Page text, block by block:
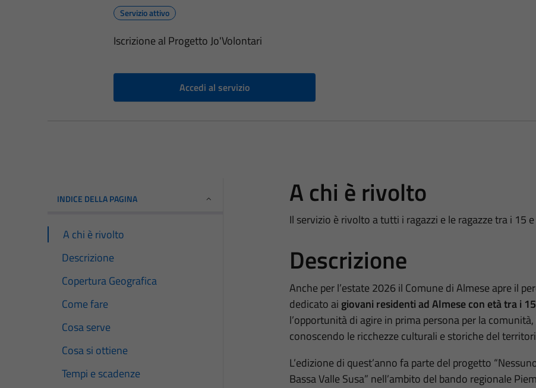
Servizio attivo
Iscrizione al Progetto Jo'Volontari
Accedi al servizio
INDICE DELLA PAGINA
A chi è rivolto
Descrizione
Copertura Geografica
Come fare
Cosa serve
Cosa si ottiene
Tempi e scadenze
A chi è rivolto
Il servizio è rivolto a tutti i ragazzi e le ragazze tra i 15
Descrizione
Anche per l’estate 2026 il Comune di Almese apre il
dedicato ai giovani residenti ad Almese con età tra i
l’opportunità di agire in prima persona per la
conoscendo le ricchezze culturali e storiche del
L’edizione di quest’anno fa parte del progetto
Bassa Valle Susa” nell’ambito del bando regionale